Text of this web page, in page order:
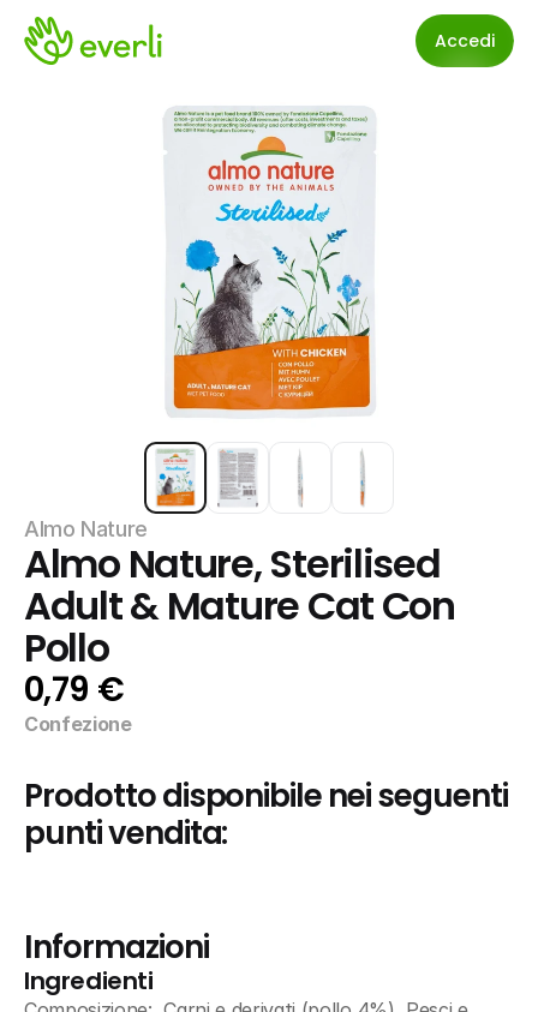
Accedi
Almo Nature
Almo Nature, Sterilised
Adult & Mature Cat Con
Pollo
0,79 €
Confezione
Prodotto disponibile nei seguenti
punti vendita:
Informazioni
Ingredienti